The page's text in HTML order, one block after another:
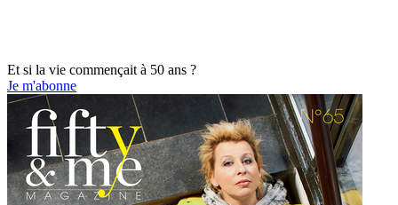
Et si la vie commençait à 50 ans ?
Je m'abonne